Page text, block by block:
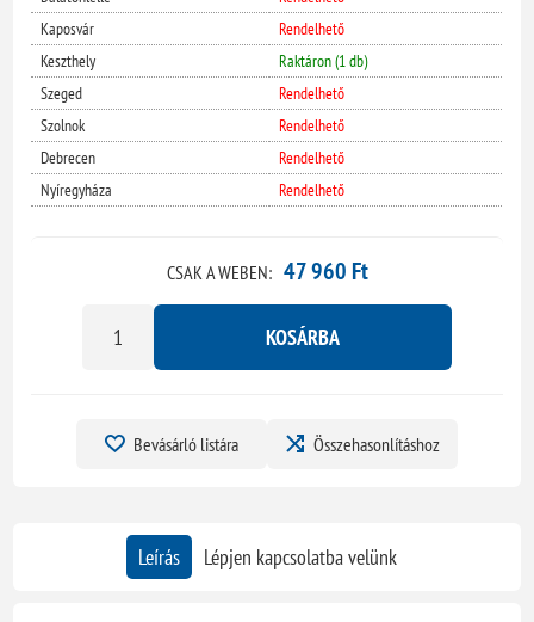
Kaposvár
Rendelhető
Keszthely
Raktáron (1 db)
Szeged
Rendelhető
Szolnok
Rendelhető
Debrecen
Rendelhető
Nyíregyháza
Rendelhető
CSAK A WEBEN: 47 960 Ft
KOSÁRBA
Bevásárló listára Összehasonlításhoz
Leírás Lépjen kapcsolatba velünk